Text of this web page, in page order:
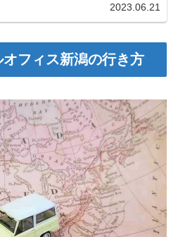
2023.06.21
フィス新潟の行き方